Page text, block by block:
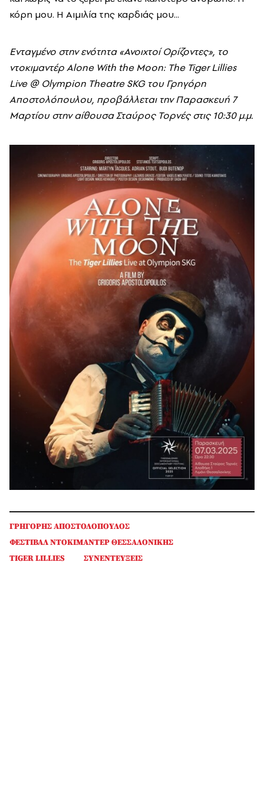
κόρη μου. Η Αιμιλία της καρδιάς μου...
Ενταγμένο στην ενότητα «Ανοιχτοί Ορίζοντες», το
ντοκιμαντέρ Alone With the Moon: The Tiger Lillies
Live @ Olympion Theatre SKG του Γρηγόρη
Αποστολόπουλου, προβάλλεται την Παρασκευή 7
Μαρτίου στην αίθουσα Σταύρος Τορνές στις 10:30 μ.μ.
ΓΡΗΓΟΡΗΣ ΑΠΟΣΤΟΛΟΠΟΥΛΟΣ
ΦΕΣΤΙΒΑΛ ΝΤΟΚΙΜΑΝΤΕΡ ΘΕΣΣΑΛΟΝΙΚΗΣ
TIGER LILLIES
ΣΥΝΕΝΤΕΥΞΕΙΣ